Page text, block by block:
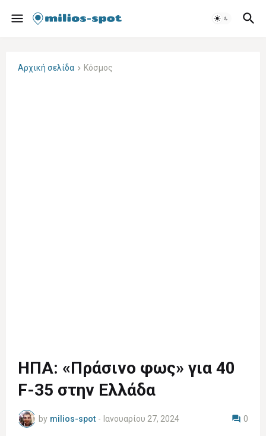
Αρχική σελίδα Κόσμος
ΗΠΑ: «Πράσινο φως» για 40
F-35 στην Ελλάδα
by milios-spot - Ιανουαρίου 27, 2024 0